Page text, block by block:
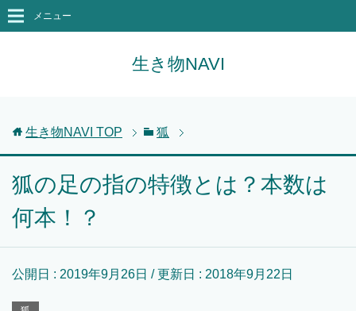
生き物NAVI
メニュー
生き物NAVI TOP 狐
狐の足の指の特徴とは？本数は
何本！？
公開日 : 2019年9月26日 / 更新日 : 2018年9月22日